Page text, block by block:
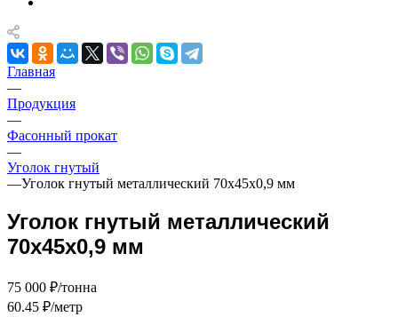
Главная
—
Продукция
—
Фасонный прокат
—
Уголок гнутый
—Уголок гнутый металлический 70х45х0,9 мм
Уголок гнутый металлический
70х45х0,9 мм
75 000 ₽/тонна
60.45 ₽/метр